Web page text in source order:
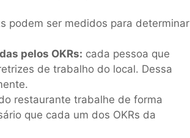
podem ser medidos para determinar
pelos OKRs: cada pessoa que
de trabalho do local. Dessa
restaurante trabalhe de forma
que cada um dos OKRs da